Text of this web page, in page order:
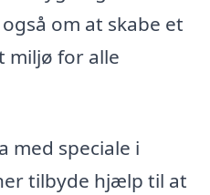
om at skabe et
miljø for alle
med speciale i
tilbyde hjælp til at